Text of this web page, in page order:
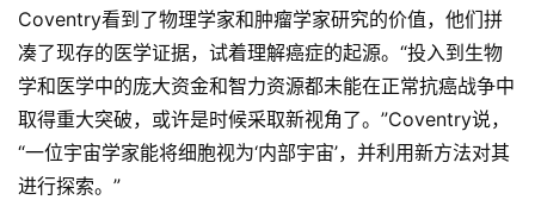
Coventry看到了物理学家和肿瘤学家研究的价值，他们拼
凑了现存的医学证据，试着理解癌症的起源。“投入到生物
学和医学中的庞大资金和智力资源都未能在正常抗癌战争中
取得重大突破，或许是时候采取新视角了。”Coventry说，
“一位宇宙学家能将细胞视为‘内部宇宙’，并利用新方法对其
进行探索。”